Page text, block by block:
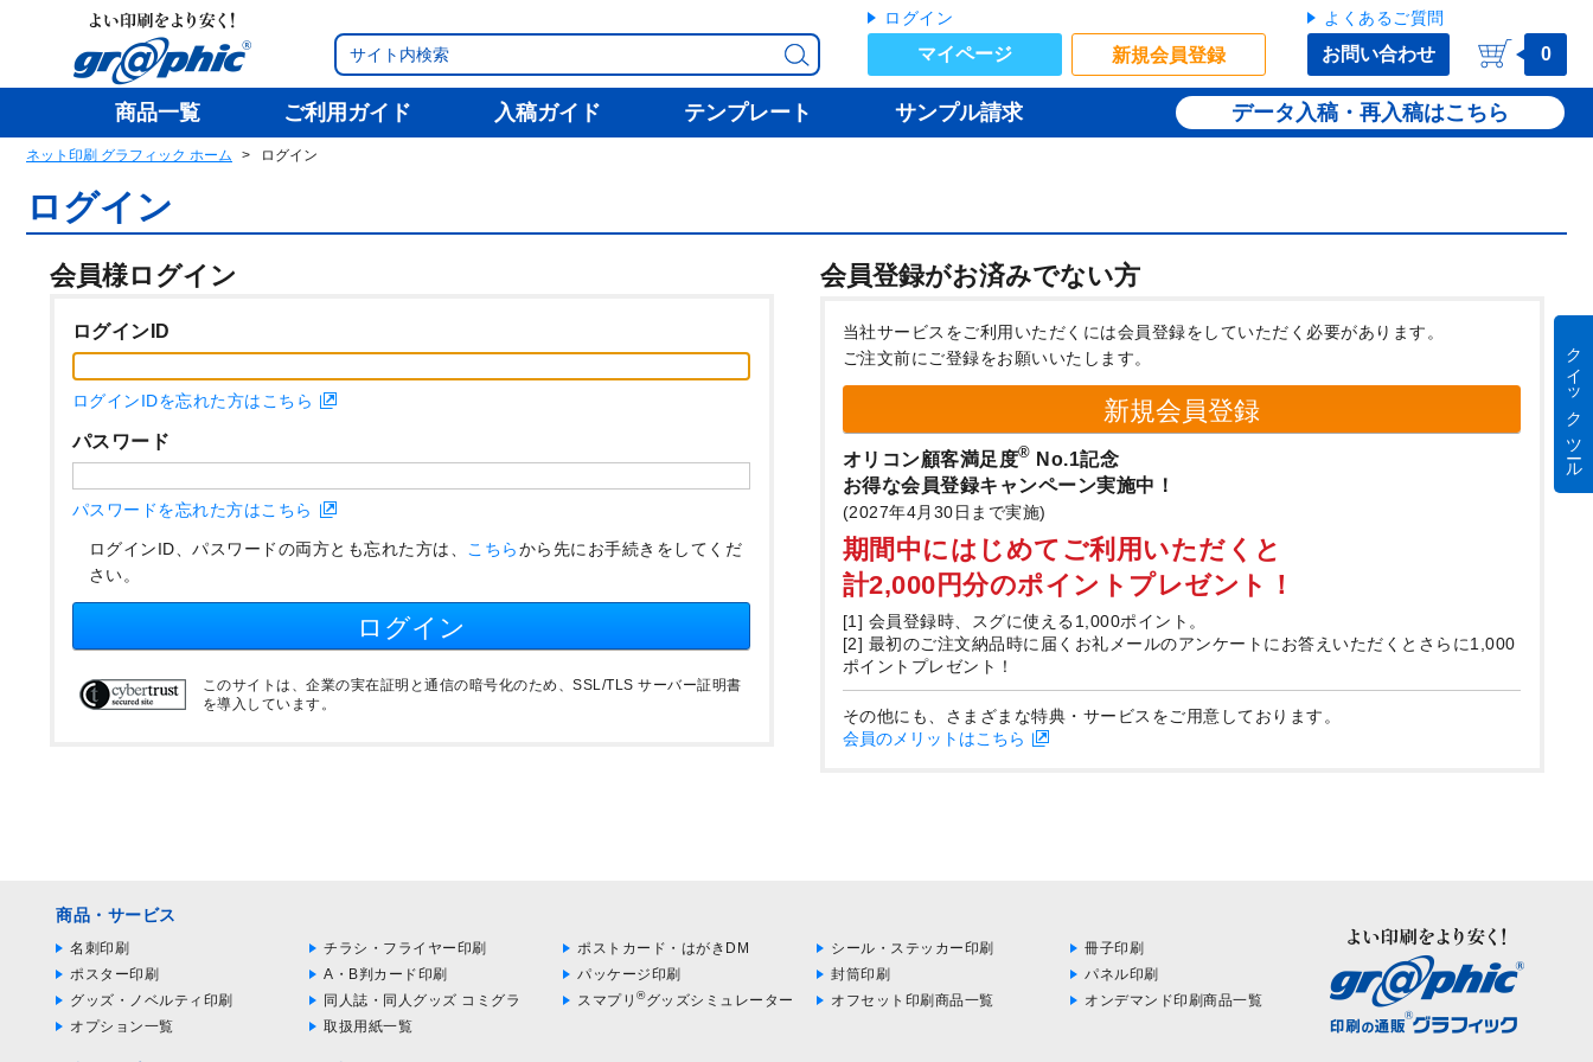
ログイン
マイページ 新規会員登録
よくあるご質問
お問い合わせ 0
商品一覧 ご利用ガイド 入稿ガイド テンプレート サンプル請求 データ入稿・再入稿
ネット印刷 グラフィック ホーム ログイン
ログイン
会員様ログイン 会員登録がお済みでない方
ログインID
ログインIDを忘れた方はこちら
パスワード
パスワードを忘れた方はこちら
ログインID、パスワードの両方とも忘れた方は、 こちらから先にお手続きをしてくだ
さい。
ログイン
このサイトは、企業の実在証明と通信の暗号化のため、SSL/TLS サーバー証明書
を導入しています。
当社サービスをご利用いただくには会員登録をしていただく必要があります。
ご注文前にご登録をお願いいたします。
新規会員登録
オリコン顧客満足度® No.1記念
お得な会員登録キャンペーン実施中！
(2027年4月30日まで実施)
期間中にはじめてご利用いただくと
計2,000円分のポイントプレゼント！
[1] 会員登録時、スグに使える1,000ポイント。
[2] 最初のご注文納品時に届くお礼メールのアンケートにお答えいただくとさらに1,000
ポイントプレゼント！
その他にも、さまざまな特典・サービスをご用意しております。
会員のメリットはこちら
商品・サービス
名刺印刷 チラシ・フライヤー印刷 ポストカード・はがきDM シール・ステッカー印刷
冊子印刷
ポスター印刷
A・B判カード印刷 パッケージ印刷 封筒印刷
パネル印刷
グッズ・ノベルティ印刷
同人誌・同人グッズ コミグラ スマプリ ®グッズシミュレーター オフセット印刷商品一覧
オンデマンド印刷商品一覧
オプション一覧
取扱用紙一覧
クイック ツール